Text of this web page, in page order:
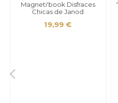
Magneti'book Disfraces
Chicas de Janod
19,99 €